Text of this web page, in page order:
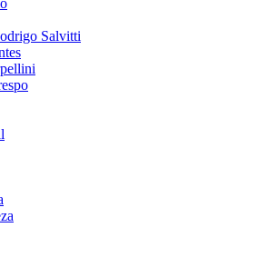
Salvitti